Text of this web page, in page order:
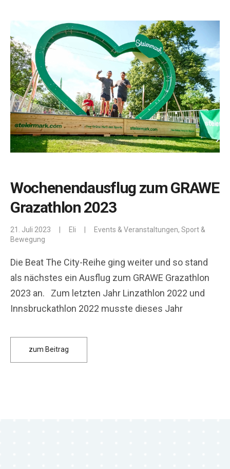
Wochenendausflug zum GRAWE
Grazathlon 2023
21. Juli 2023 Eli Events & Veranstaltungen, Sport &
Bewegung
Die Beat The City-Reihe ging weiter und so stand
als nächstes ein Ausflug zum GRAWE Grazathlon
2023 an. Zum letzten Jahr Linzathlon 2022 und
Innsbruckathlon 2022 musste dieses Jahr
zum Beitrag